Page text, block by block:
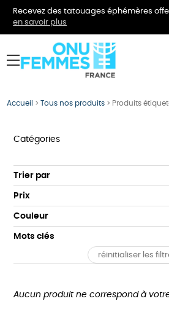
Recevez des tatouages éphémères
en savoir plus
menu
Accueil >Tous nos produits > Produits
Catégories
VÊTEMENTS
BIJOUX
BIEN-ÊTRE
ÉPICERIE
PAPETERIE
Trier par
Par défaut
Popularité
Prix : du - cher au + cher
Prix : du + cher au - cher
Prix
Tous
0 € - 50 €
Plus de 200€
Couleur
Orange
Mots clés
Fabriqué en Europe
réinitialiser les
Aucun produit ne correspond à